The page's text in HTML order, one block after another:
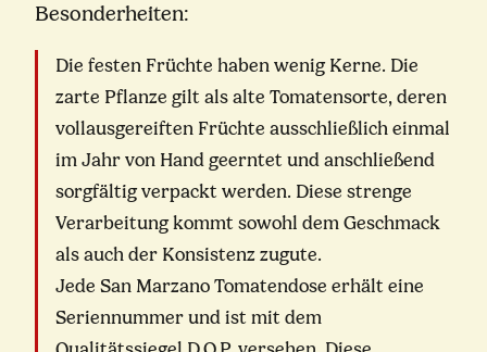
Besonderheiten:
Die festen Früchte haben wenig Kerne. Die
zarte Pflanze gilt als alte Tomatensorte, deren
vollausgereiften Früchte ausschließlich einmal
im Jahr von Hand geerntet und anschließend
sorgfältig verpackt werden. Diese strenge
Verarbeitung kommt sowohl dem Geschmack
als auch der Konsistenz zugute.
Jede San Marzano Tomatendose erhält eine
Seriennummer und ist mit dem